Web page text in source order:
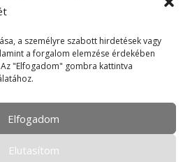
a személyre szabott hirdetések vagy
a forgalom elemzése érdekében
"Elfogadom" gombra kattintva
Elfogadom
Elutasítom